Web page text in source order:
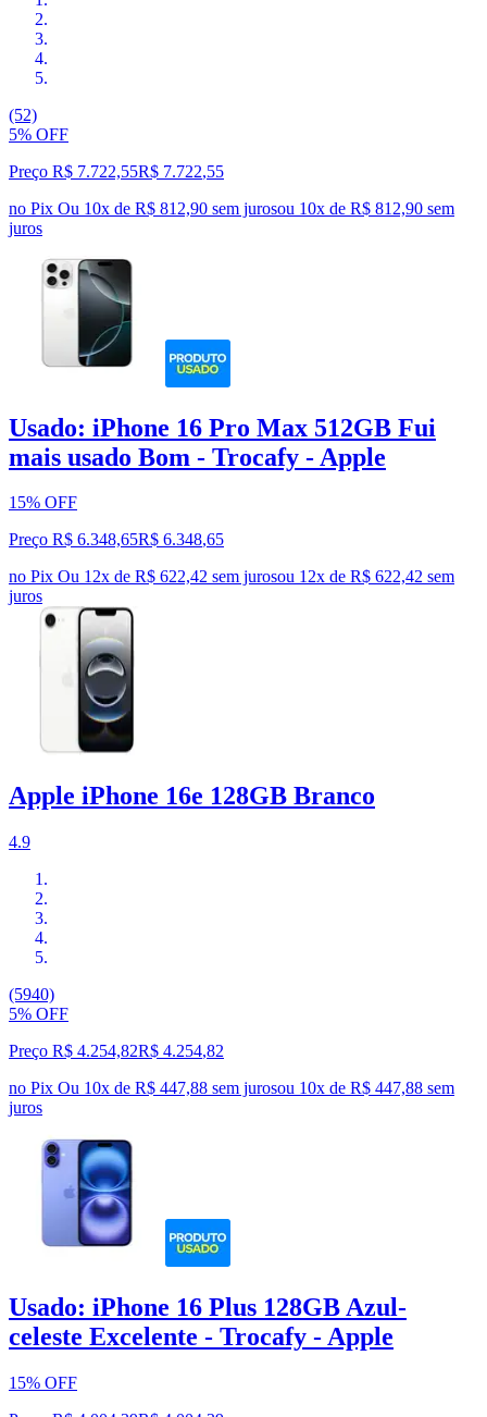
(52)
5% OFF
Preço R$ 7.722,55R$ 7.722,55
no Pix Ou 10x de R$ 812,90 sem jurosou 10x de R$ 812,90 sem
juros
Usado: iPhone 16 Pro Max 512GB Fui
mais usado Bom - Trocafy - Apple
15% OFF
Preço R$ 6.348,65R$ 6.348,65
no Pix Ou 12x de R$ 622,42 sem jurosou 12x de R$ 622,42 sem
juros
Apple iPhone 16e 128GB Branco
4.9
(5940)
5% OFF
Preço R$ 4.254,82R$ 4.254,82
no Pix Ou 10x de R$ 447,88 sem jurosou 10x de R$ 447,88 sem
juros
Usado: iPhone 16 Plus 128GB Azul-
celeste Excelente - Trocafy - Apple
15% OFF